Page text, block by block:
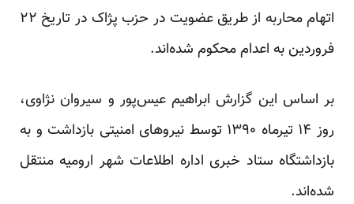
اتهام محاربه از طریق عضویت در حزب پژاک در تاریخ ۲۲
فروردین به اعدام محکوم شده‌اند.
بر اساس این گزارش ابراهیم عیس‌پور و سیروان نژاوی،
روز ۱۴ تیرماه ۱۳۹۰ توسط نیروهای امنیتی بازداشت و به
بازداشتگاه ستاد خبری اداره اطلاعات شهر ارومیه منتقل
شده‌اند.